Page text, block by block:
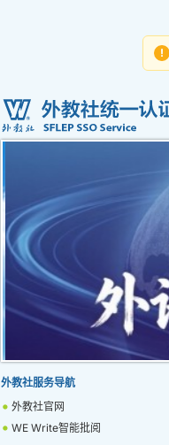
!
外教社服务导航
外教社官网
WE Write智能批阅